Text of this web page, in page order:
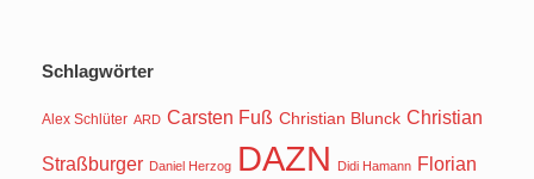
Schlagwörter
Alex Schlüter ARD Carsten Fuß Christian Blunck Christian
Straßburger Daniel Herzog DAZN Didi Hamann Florian